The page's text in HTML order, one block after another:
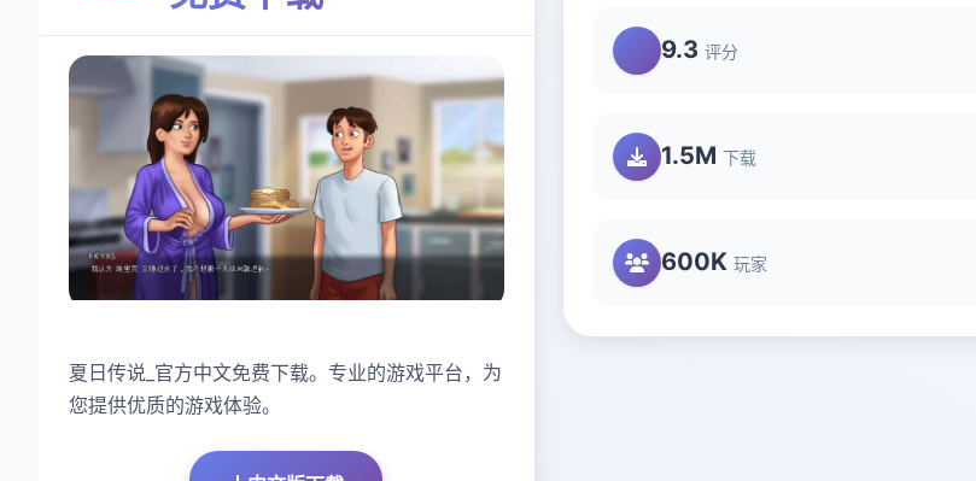
夏日传说_官方中文免费下载。专业的游戏平台，为
您提供优质的游戏体验。
9.3 评分
1.5M 下载
600K 玩家